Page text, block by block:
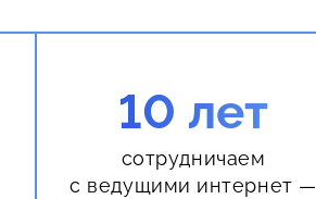
10 лет
сотрудничаем
с ведущими интернет —